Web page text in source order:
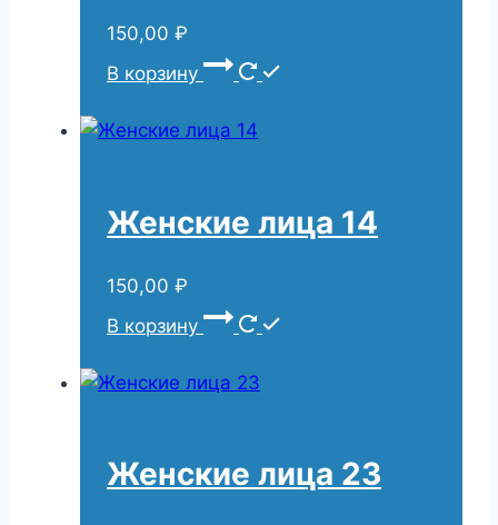
150,00 ₽
В корзину
Женские лица 14
150,00 ₽
В корзину
Женские лица 23